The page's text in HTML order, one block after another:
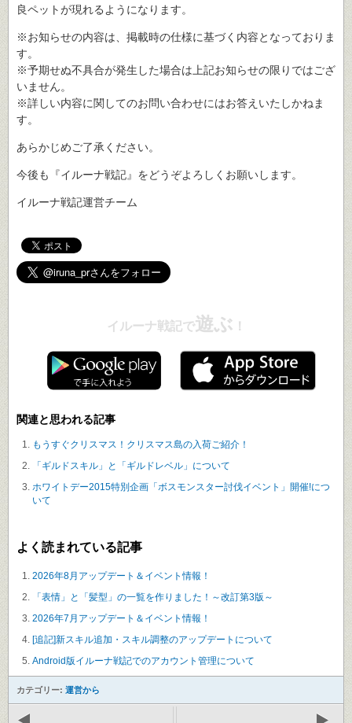
良ペットが現れるようになります。
※お知らせの内容は、掲載時の仕様に基づく内容となっておりま
す。
※予期せぬ不具合が発生した場合は上記お知らせの限りではござ
いません。
※詳しい内容に関してのお問い合わせにはお答えいたしかねま
す。
あらかじめご了承ください。
今後も『イルーナ戦記』をどうぞよろしくお願いします。
イルーナ戦記運営チーム
イルーナ戦記で遊ぶ ！
関連と思われる記事
もうすぐクリスマス！クリスマス島の入荷ご紹介！
「ギルドスキル」と「ギルドレベル」について
ホワイトデー2015特別企画「ボスモンスター討伐イベント」開催!につ
いて
よく読まれている記事
2026年8月アップデート＆イベント情報！
「表情」と「髪型」の一覧を作りました！～改訂第3版～
2026年7月アップデート＆イベント情報！
[追記]新スキル追加・スキル調整のアップデートについて
Android版イルーナ戦記でのアカウント管理について
カテゴリー: 運営から